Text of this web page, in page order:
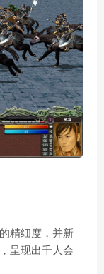
精细度，并新
呈现出千人会